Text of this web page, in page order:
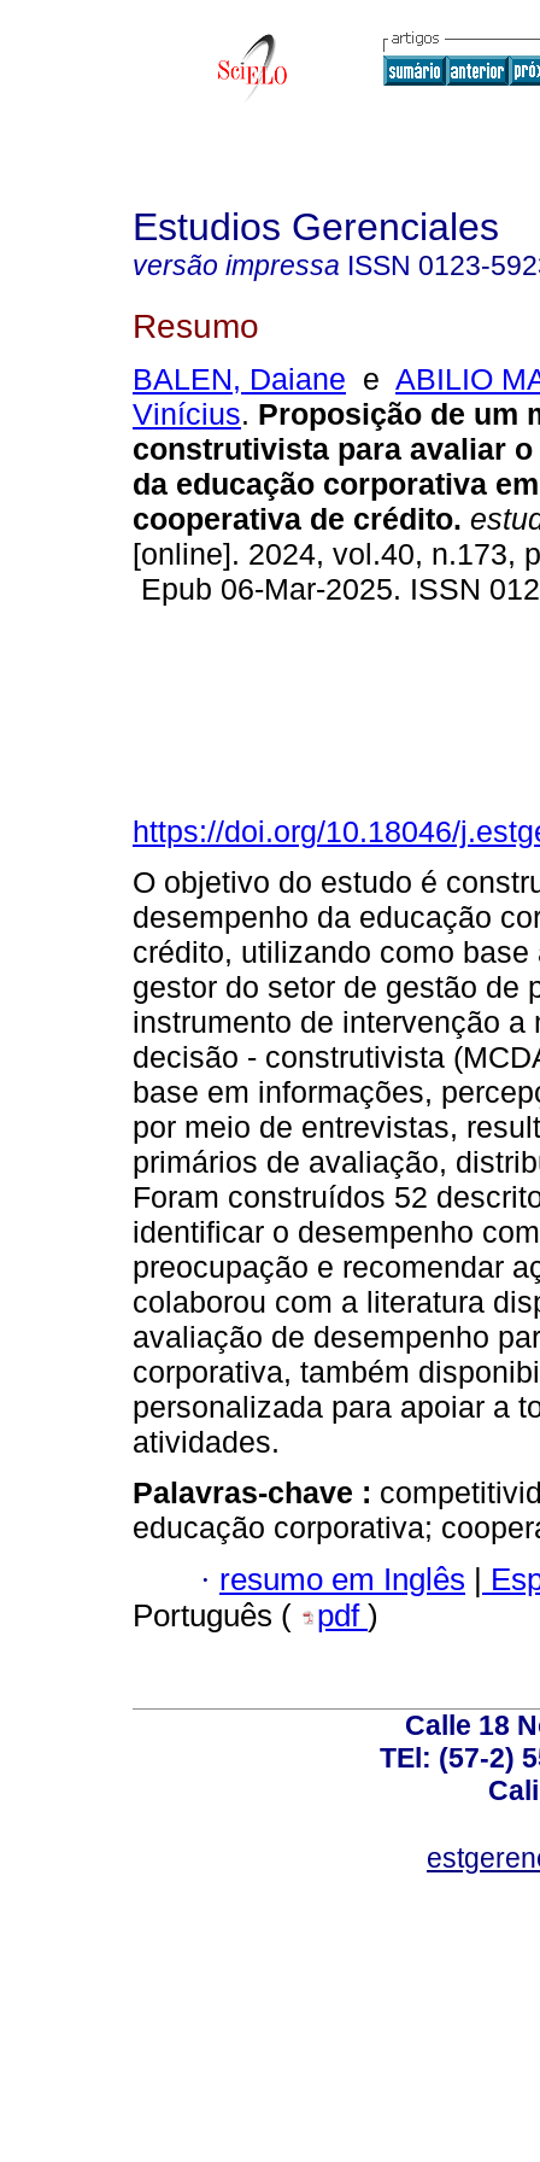
Estudios Gerenciales
versão impressa ISSN 0123-
Resumo
BALEN, Daiane e ABILIO
Vinícius. Proposição de um
construtivista para avaliar o
da educação corporativa
cooperativa de crédito.
[online]. 2024, vol.40, n.173,
Epub 06-Mar-2025. ISSN
https://doi.org/10.18046/
O objetivo do estudo é
desempenho da educação
crédito, utilizando como
gestor do setor de gestão de
instrumento de intervenção
decisão - construtivista
base em informações,
por meio de entrevistas,
primários de avaliação,
Foram construídos 52
identificar o desempenho
preocupação e recomendar
colaborou com a literatura
avaliação de desempenho
corporativa, também
personalizada para apoiar a
atividades.
Palavras-chave :
educação corporativa;
· resumo em Inglês |
Português (
pdf )
Calle 18
TEl: (57-2)